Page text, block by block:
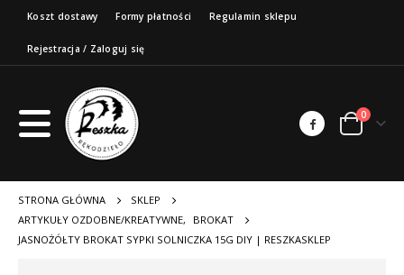
Koszt dostawy Formy płatności Regulamin sklepu
Rejestracja / Zaloguj się
0
STRONA GŁÓWNA
SKLEP
ARTYKUŁY OZDOBNE/KREATYWNE,
BROKAT
JASNOŻÓŁTY BROKAT SYPKI SOLNICZKA 15G DIY | RESZKASKLEP